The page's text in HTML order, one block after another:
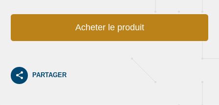
Acheter le produit
PARTAGER